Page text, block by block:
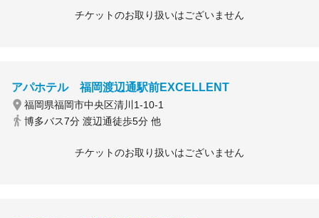
チケットのお取り扱いはございません
アパホテル 福岡渡辺通駅前EXCELLENT
福岡県福岡市中央区清川1-10-1
博多バス7分 渡辺通徒歩5分 他
チケットのお取り扱いはございません